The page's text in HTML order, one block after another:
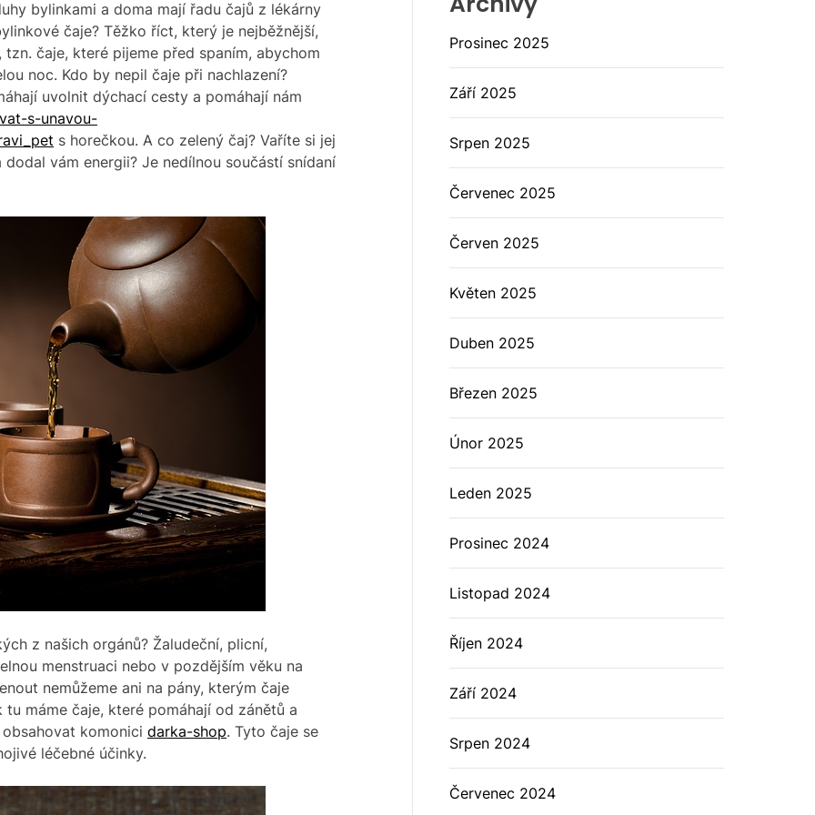
bylinkami a doma mají řadu čajů z lékárny
čaje? Těžko říct, který je nejběžnější,
čaje, které pijeme před spaním, abychom
noc. Kdo by nepil čaje při nachlazení?
uvolnit dýchací cesty a pomáhají nám
s-unavou-
s horečkou. A co zelený čaj? Vaříte si jej
vám energii? Je nedílnou součástí snídaní
z našich orgánů? Žaludeční, plicní,
menstruaci nebo v pozdějším věku na
nemůžeme ani na pány, kterým čaje
tu máme čaje, které pomáhají od zánětů a
komonici darka-shop. Tyto čaje se
léčebné účinky.
Prosinec 2025
Září 2025
Srpen 2025
Červenec 2025
Červen 2025
Květen 2025
Duben 2025
Březen 2025
Únor 2025
Leden 2025
Prosinec 2024
Listopad 2024
Říjen 2024
Září 2024
Srpen 2024
Červenec 2024